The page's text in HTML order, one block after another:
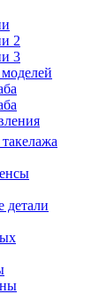
2
3
детали